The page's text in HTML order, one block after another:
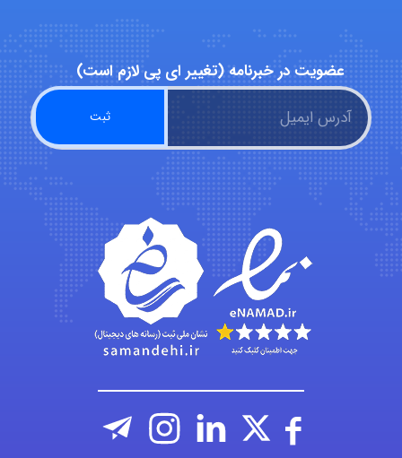
hosein abdolvand
Kati
emami
ehtesham
عضویت در خبرنامه (تغییر ای پی لازم است)